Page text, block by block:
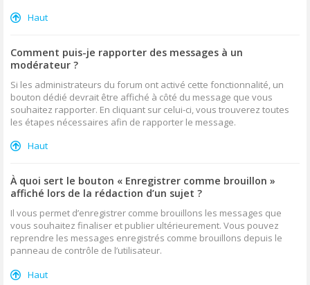
Haut
Comment puis-je rapporter des messages à un
modérateur ?
Si les administrateurs du forum ont activé cette fonctionnalité, un
bouton dédié devrait être affiché à côté du message que vous
souhaitez rapporter. En cliquant sur celui-ci, vous trouverez toutes
les étapes nécessaires afin de rapporter le message.
Haut
À quoi sert le bouton « Enregistrer comme brouillon »
affiché lors de la rédaction d’un sujet ?
Il vous permet d’enregistrer comme brouillons les messages que
vous souhaitez finaliser et publier ultérieurement. Vous pouvez
reprendre les messages enregistrés comme brouillons depuis le
panneau de contrôle de l’utilisateur.
Haut